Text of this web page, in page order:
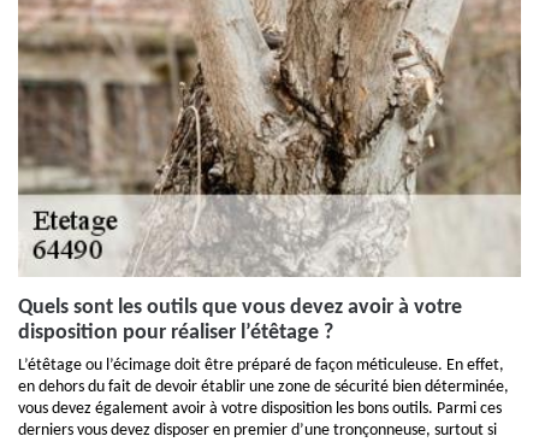
Quels sont les outils que vous devez avoir à votre
disposition pour réaliser l’étêtage ?
L’étêtage ou l’écimage doit être préparé de façon méticuleuse. En effet,
en dehors du fait de devoir établir une zone de sécurité bien déterminée,
vous devez également avoir à votre disposition les bons outils. Parmi ces
derniers vous devez disposer en premier d’une tronçonneuse, surtout si